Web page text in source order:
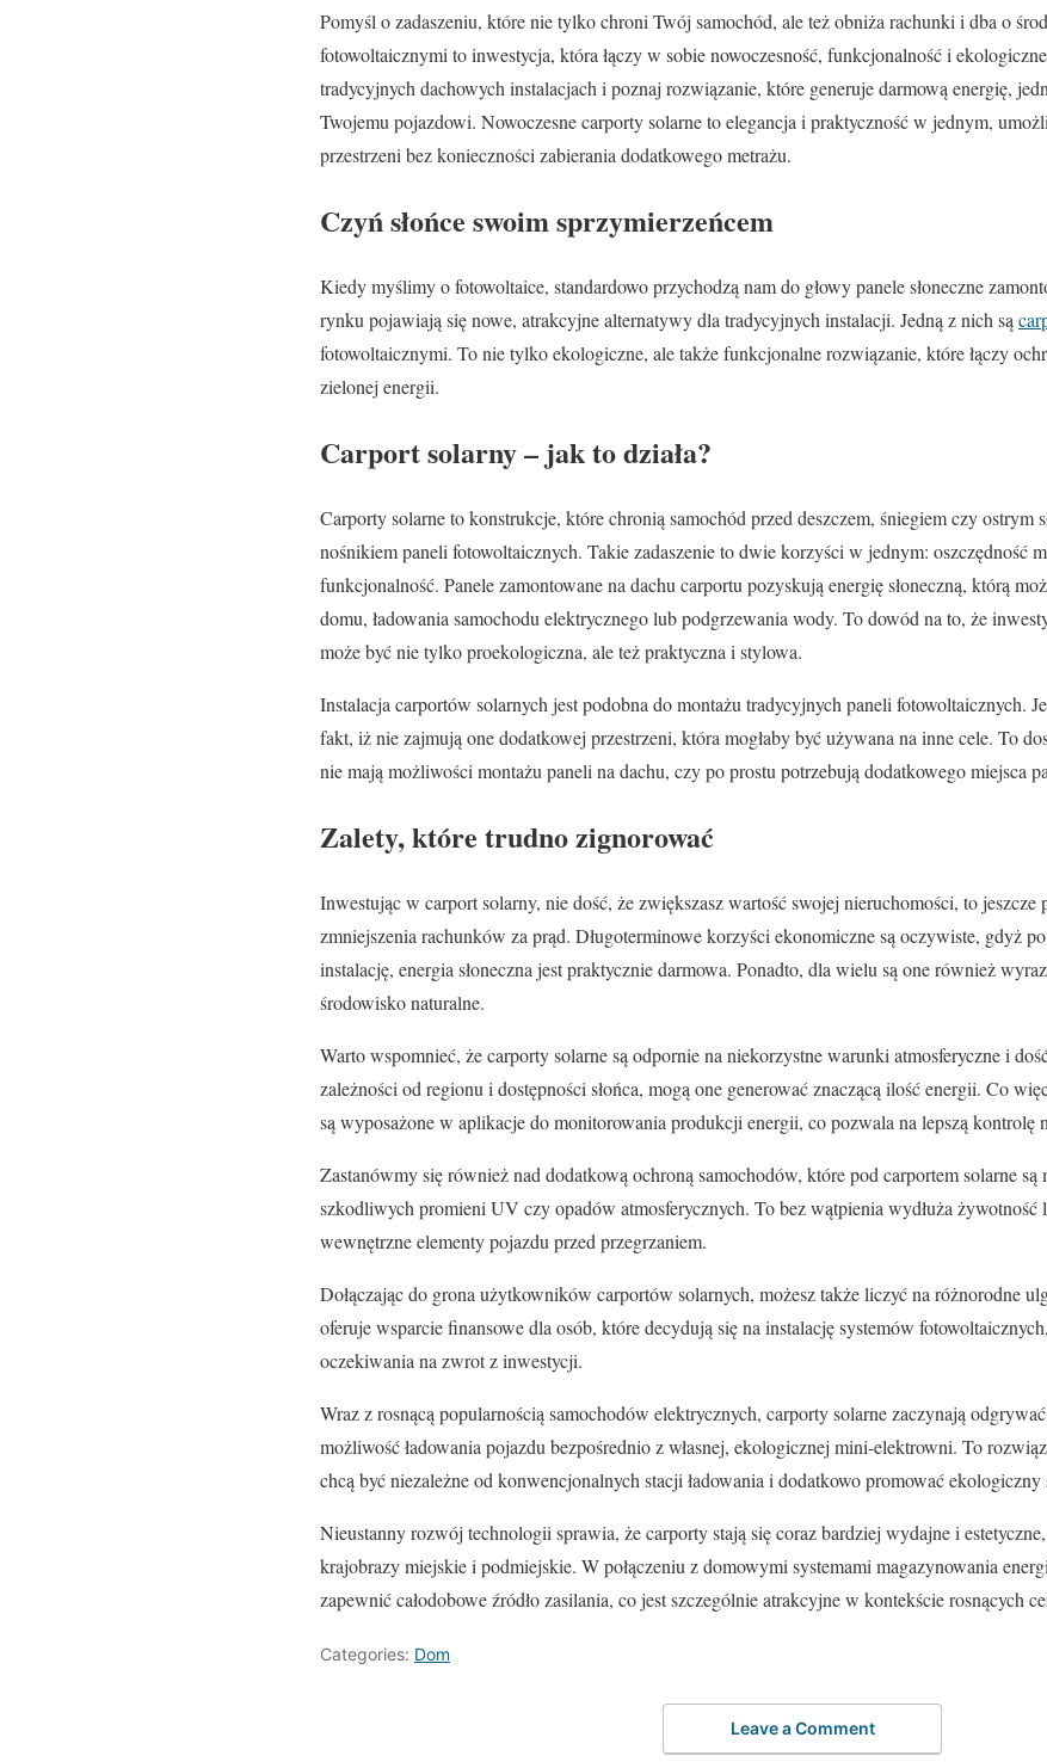
Pomyśl o zadaszeniu, które nie tylko chroni Twój samochód, ale też obniża rachunki i dba o
fotowoltaicznymi to inwestycja, która łączy w sobie nowoczesność, funkcjonalność i
tradycyjnych dachowych instalacjach i poznaj rozwiązanie, które generuje darmową energię,
Twojemu pojazdowi. Nowoczesne carporty solarne to elegancja i praktyczność w jednym,
przestrzeni bez konieczności zabierania dodatkowego metrażu.
Czyń słońce swoim sprzymierzeńcem
Kiedy myślimy o fotowoltaice, standardowo przychodzą nam do głowy panele słoneczne
rynku pojawiają się nowe, atrakcyjne alternatywy dla tradycyjnych instalacji. Jedną z nich są
fotowoltaicznymi. To nie tylko ekologiczne, ale także funkcjonalne rozwiązanie, które łączy
zielonej energii.
Carport solarny – jak to działa?
Carporty solarne to konstrukcje, które chronią samochód przed deszczem, śniegiem czy ostrym
nośnikiem paneli fotowoltaicznych. Takie zadaszenie to dwie korzyści w jednym: oszczędność
funkcjonalność. Panele zamontowane na dachu carportu pozyskują energię słoneczną, którą
domu, ładowania samochodu elektrycznego lub podgrzewania wody. To dowód na to, że
może być nie tylko proekologiczna, ale też praktyczna i stylowa.
Instalacja carportów solarnych jest podobna do montażu tradycyjnych paneli fotowoltaicznych.
fakt, iż nie zajmują one dodatkowej przestrzeni, która mogłaby być używana na inne cele. To
nie mają możliwości montażu paneli na dachu, czy po prostu potrzebują dodatkowego miejsca
Zalety, które trudno zignorować
Inwestując w carport solarny, nie dość, że zwiększasz wartość swojej nieruchomości, to jeszcze
zmniejszenia rachunków za prąd. Długoterminowe korzyści ekonomiczne są oczywiste, gdyż
instalację, energia słoneczna jest praktycznie darmowa. Ponadto, dla wielu są one również
środowisko naturalne.
Warto wspomnieć, że carporty solarne są odpornie na niekorzystne warunki atmosferyczne i
zależności od regionu i dostępności słońca, mogą one generować znaczącą ilość energii. Co
są wyposażone w aplikacje do monitorowania produkcji energii, co pozwala na lepszą kontrolę
Zastanówmy się również nad dodatkową ochroną samochodów, które pod carportem solarne są
szkodliwych promieni UV czy opadów atmosferycznych. To bez wątpienia wydłuża żywotność
wewnętrzne elementy pojazdu przed przegrzaniem.
Dołączając do grona użytkowników carportów solarnych, możesz także liczyć na różnorodne
oferuje wsparcie finansowe dla osób, które decydują się na instalację systemów
oczekiwania na zwrot z inwestycji.
Wraz z rosnącą popularnością samochodów elektrycznych, carporty solarne zaczynają
możliwość ładowania pojazdu bezpośrednio z własnej, ekologicznej mini-elektrowni. To
chcą być niezależne od konwencjonalnych stacji ładowania i dodatkowo promować ekologiczny
Nieustanny rozwój technologii sprawia, że carporty stają się coraz bardziej wydajne i
krajobrazy miejskie i podmiejskie. W połączeniu z domowymi systemami magazynowania
zapewnić całodobowe źródło zasilania, co jest szczególnie atrakcyjne w kontekście rosnących
Categories: Dom
Leave a Comment